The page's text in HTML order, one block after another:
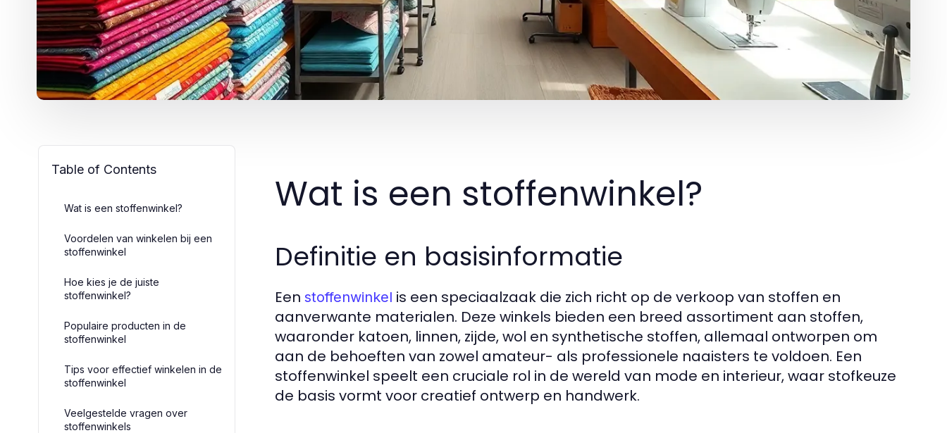
Table of Contents
Wat is een stoffenwinkel?
Voordelen van winkelen bij een
stoffenwinkel
Hoe kies je de juiste
stoffenwinkel?
Populaire producten in de
stoffenwinkel
Tips voor effectief winkelen in de
stoffenwinkel
Veelgestelde vragen over
stoffenwinkels
Wat is een stoffenwinkel?
Definitie en basisinformatie
Een stoffenwinkel is een speciaalzaak die zich richt op de verkoop van stoffen en
aanverwante materialen. Deze winkels bieden een breed assortiment aan stoffen,
waaronder katoen, linnen, zijde, wol en synthetische stoffen, allemaal ontworpen om
aan de behoeften van zowel amateur- als professionele naaisters te voldoen. Een
stoffenwinkel speelt een cruciale rol in de wereld van mode en interieur, waar stofkeuze
de basis vormt voor creatief ontwerp en handwerk.